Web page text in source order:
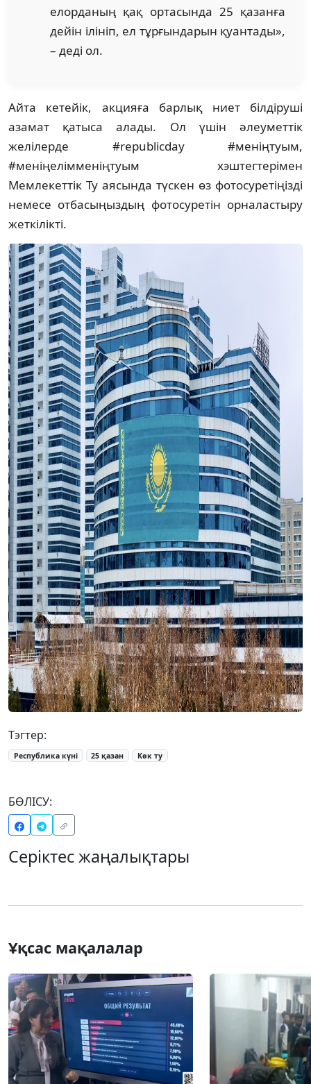
елорданың қақ ортасында 25 қазанға
дейін ілініп, ел тұрғындарын қуантады»,
– деді ол.
Айта кетейік, акцияға барлық ниет білдіруші
азамат қатыса алады. Ол үшін әлеуметтік
желілерде #republicday #меніңтуым,
#меніңелімменіңтуым хэштегтерімен
Мемлекеттік Ту аясында түскен өз фотосуретіңізді
немесе отбасыңыздың фотосуретін орналастыру
жеткілікті.
Тэгтер:
Республика күні 25 қазан Көк ту
БӨЛІСУ:
Серіктес жаңалықтары
Ұқсас мақалалар